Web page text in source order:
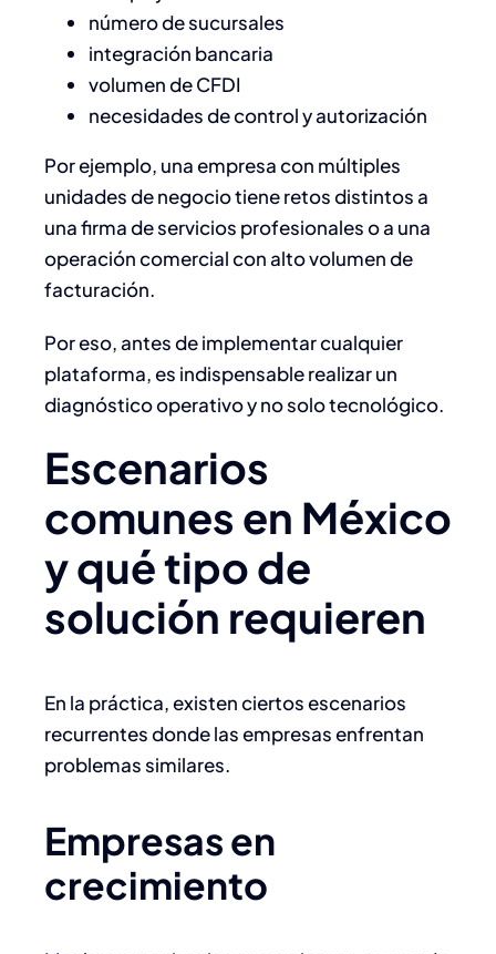
número de sucursales
integración bancaria
volumen de CFDI
necesidades de control y autorización
Por ejemplo, una empresa con múltiples
unidades de negocio tiene retos distintos a
una firma de servicios profesionales o a una
operación comercial con alto volumen de
facturación.
Por eso, antes de implementar cualquier
plataforma, es indispensable realizar un
diagnóstico operativo y no solo tecnológico.
Escenarios
comunes en México
y qué tipo de
solución requieren
En la práctica, existen ciertos escenarios
recurrentes donde las empresas enfrentan
problemas similares.
Empresas en
crecimiento